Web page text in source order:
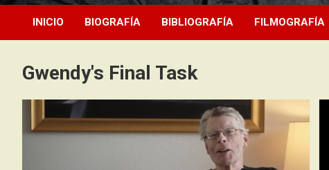
INICIO BIOGRAFÍA BIBLIOGRAFÍA FILMOGRAFÍA
Gwendy's Final Task